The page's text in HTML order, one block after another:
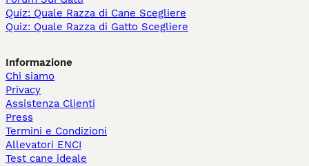
Quiz: Quale Razza di Cane Scegliere
Quiz: Quale Razza di Gatto Scegliere
Informazione
Chi siamo
Privacy
Assistenza Clienti
Press
Termini e Condizioni
Allevatori ENCI
Test cane ideale